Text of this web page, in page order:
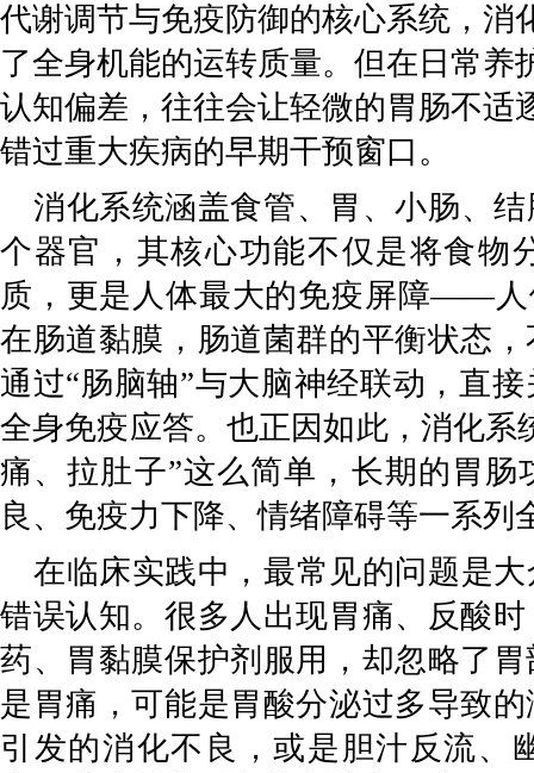
代谢调节与免疫防御的核心系统，消
了全身机能的运转质量。但在日常养
认知偏差，往往会让轻微的胃肠不适
错过重大疾病的早期干预窗口。
消化系统涵盖食管、胃、小肠、
个器官，其核心功能不仅是将食物
质，更是人体最大的免疫屏障——人
在肠道黏膜，肠道菌群的平衡状态
通过“肠脑轴”与大脑神经联动，直
全身免疫应答。也正因如此，消化系
痛、拉肚子”这么简单，长期的胃
良、免疫力下降、情绪障碍等一系列
在临床实践中，最常见的问题是
错误认知。很多人出现胃痛、反酸
药、胃黏膜保护剂服用，却忽略了
是胃痛，可能是胃酸分泌过多导致
引发的消化不良，或是胆汁反流、